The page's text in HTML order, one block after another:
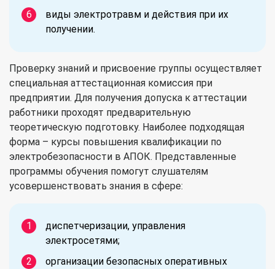
виды электротравм и действия при их
получении.
Проверку знаний и присвоение группы осуществляет
специальная аттестационная комиссия при
предприятии. Для получения допуска к аттестации
работники проходят предварительную
теоретическую подготовку. Наиболее подходящая
форма – курсы повышения квалификации по
электробезопасности в АПОК. Представленные
программы обучения помогут слушателям
усовершенствовать знания в сфере:
диспетчеризации, управления
электросетями;
организации безопасных оперативных